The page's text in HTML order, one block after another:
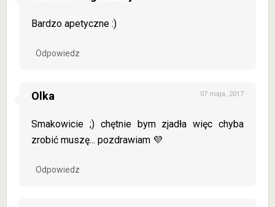
Bardzo apetyczne :)
Odpowiedz
Olka 07 maja, 2017
Smakowicie ;) chętnie bym zjadła więc chyba
zrobić muszę... pozdrawiam 💜
Odpowiedz